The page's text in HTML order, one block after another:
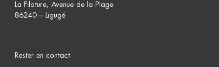
La Filature, Avenue de la Plage
86240 – Ligugé
Rester en contact